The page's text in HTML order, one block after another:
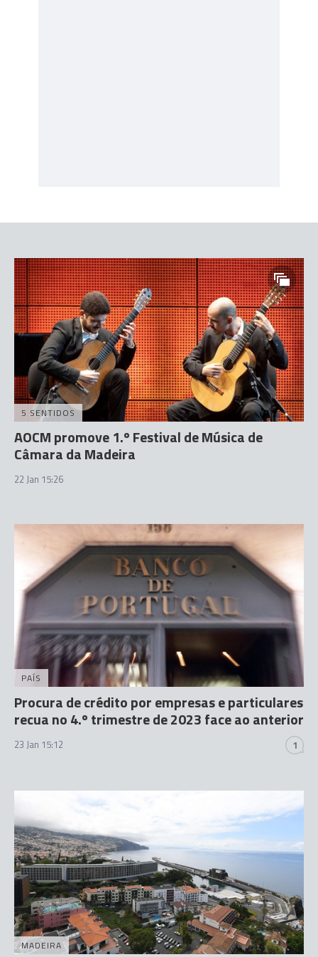
5 SENTIDOS
AOCM promove 1.º Festival de Música de
Câmara da Madeira
22 Jan 15:26
PAÍS
Procura de crédito por empresas e particulares
recua no 4.º trimestre de 2023 face ao anterior
23 Jan 15:12 1
MADEIRA